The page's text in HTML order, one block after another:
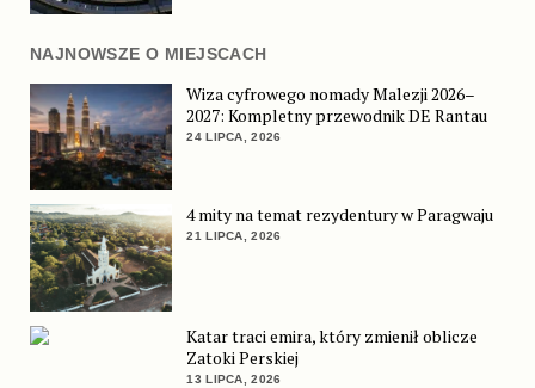
NAJNOWSZE O MIEJSCACH
Wiza cyfrowego nomady Malezji 2026–
2027: Kompletny przewodnik DE Rantau
24 LIPCA, 2026
4 mity na temat rezydentury w Paragwaju
21 LIPCA, 2026
Katar traci emira, który zmienił oblicze
Zatoki Perskiej
13 LIPCA, 2026